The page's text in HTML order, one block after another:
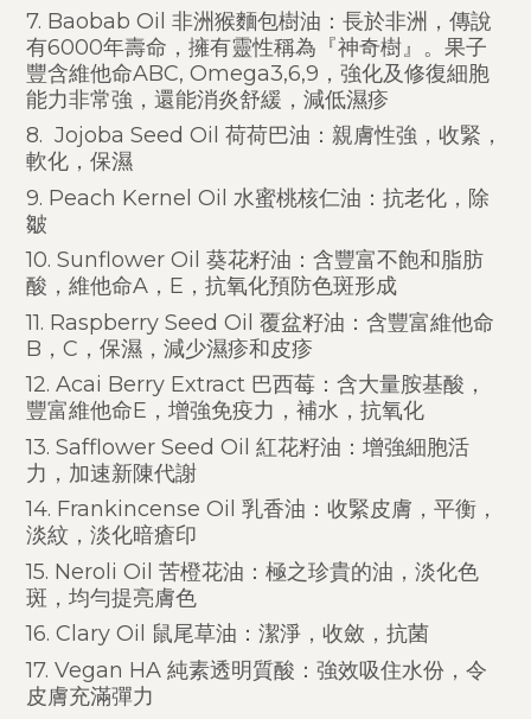
7. Baobab Oil 非洲猴麵包樹油：長於非洲，傳說
有6000年壽命，擁有靈性稱為『神奇樹』。果子
豐含維他命ABC, Omega3,6,9，強化及修復細胞
能力非常強，還能消炎舒緩，減低濕疹
8. Jojoba Seed Oil 荷荷巴油：親膚性強，收緊，
軟化，保濕
9. Peach Kernel Oil 水蜜桃核仁油：抗老化，除
皺
10. Sunflower Oil 葵花籽油：含豐富不飽和脂肪
酸，維他命A，E，抗氧化預防色斑形成
11. Raspberry Seed Oil 覆盆籽油：含豐富維他命
B，C，保濕，減少濕疹和皮疹
12. Acai Berry Extract 巴西莓：含大量胺基酸，
豐富維他命E，增強免疫力，補水，抗氧化
13. Safflower Seed Oil 紅花籽油：增強細胞活
力，加速新陳代謝
14. Frankincense Oil 乳香油：收緊皮膚，平衡，
淡紋，淡化暗瘡印
15. Neroli Oil 苦橙花油：極之珍貴的油，淡化色
斑，均勻提亮膚色
16. Clary Oil 鼠尾草油：潔淨，收斂，抗菌
17. Vegan HA 純素透明質酸：強效吸住水份，令
皮膚充滿彈力